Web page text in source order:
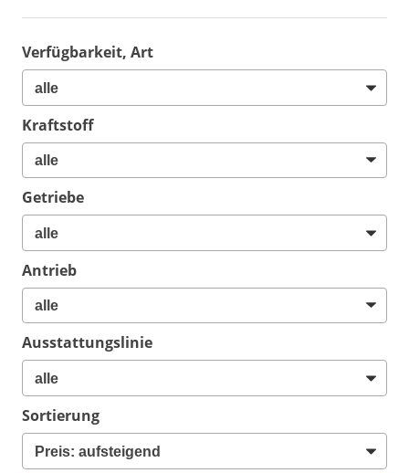
Verfügbarkeit, Art
Kraftstoff
Getriebe
Antrieb
Ausstattungslinie
Sortierung